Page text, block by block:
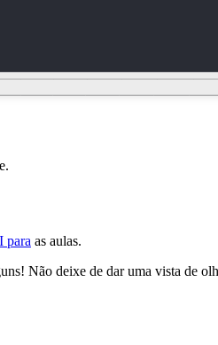
para as aulas.
Não deixe de dar uma vista de